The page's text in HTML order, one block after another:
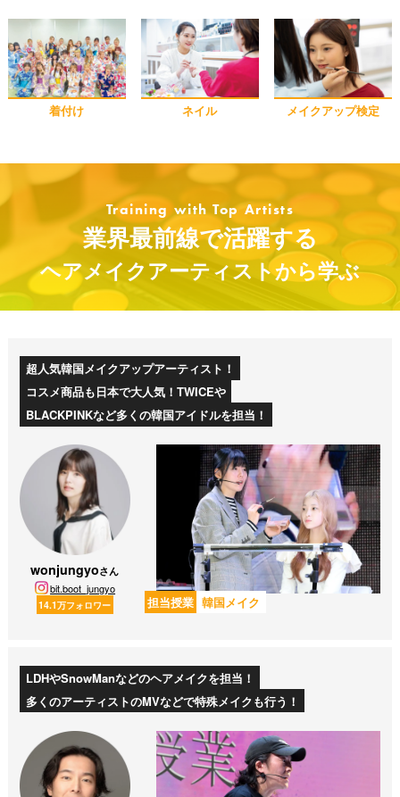
着付け ネイル メイクアップ検定
Training with Top Artists
業界最前線で活躍する
ヘアメイクアーティストから学ぶ
超人気韓国メイクアップアーティスト！
コスメ商品も日本で大人気！TWICEや
BLACKPINKなど多くの韓国アイドルを担当！
wonjungyoさん
bit.boot_jungyo
14.1万フォロワー 担当授業 韓国メイク
LDHやSnowManなどのヘアメイクを担当！
多くのアーティストのMVなどで特殊メイクも行う！